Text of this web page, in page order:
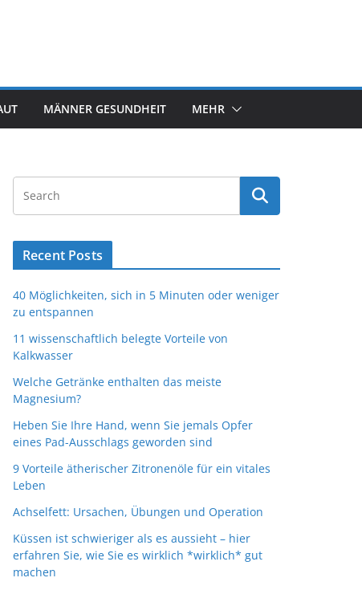
MÄNNER GESUNDHEIT MEHR
Recent Posts
40 Möglichkeiten, sich in 5 Minuten oder weniger
zu entspannen
11 wissenschaftlich belegte Vorteile von
Kalkwasser
Welche Getränke enthalten das meiste
Magnesium?
Heben Sie Ihre Hand, wenn Sie jemals Opfer
eines Pad-Ausschlags geworden sind
9 Vorteile ätherischer Zitronenöle für ein vitales
Leben
Achselfett: Ursachen, Übungen und Operation
Küssen ist schwieriger als es aussieht – hier
erfahren Sie, wie Sie es wirklich *wirklich* gut
machen